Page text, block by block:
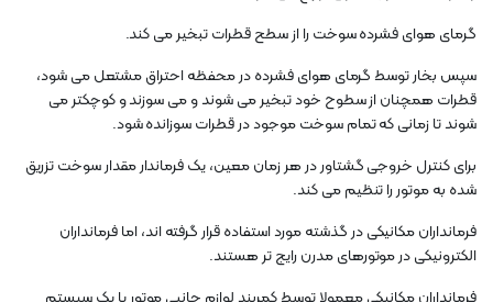
گرمای هوای فشرده سوخت را از سطح قطرات تبخیر می کند.
سپس بخار توسط گرمای هوای فشرده در محفظه احتراق مشتعل می شود،
قطرات همچنان از سطوح خود تبخیر می شوند و می سوزند و کوچکتر می
شوند تا زمانی که تمام سوخت موجود در قطرات سوزانده شود.
برای کنترل خروجی گشتاور در هر زمان معین، یک فرماندار مقدار سوخت تزریق
شده به موتور را تنظیم می کند.
فرمانداران مکانیکی در گذشته مورد استفاده قرار گرفته اند، اما فرمانداران
الکترونیکی در موتورهای مدرن رایج تر هستند.